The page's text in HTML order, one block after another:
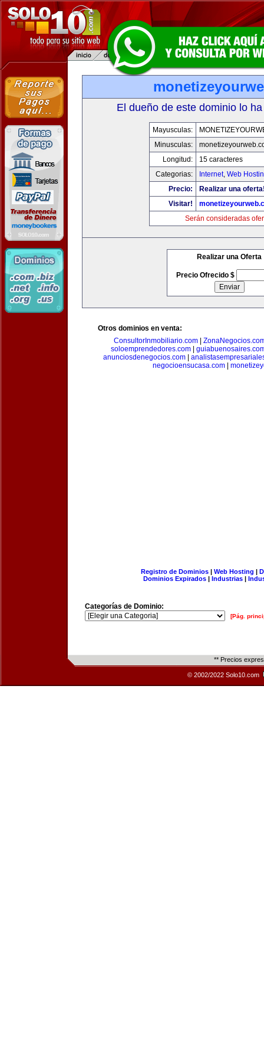
El dueño de este dominio lo
Mayusculas:
Minusculas:
Longitud:
15 caracteres
Categorias:
Internet, Web
Precio:
Realizar una
Visitar!
Serán consideradas
Realizar una Oferta
Precio Ofrecido $
Otros dominios en venta:
ConsultorInmobiliario.com|
soloemprendedores.com|
anunciosdenegocios.com|
negocioensucasa.com|
Registro de Dominios| Web Hosting |
Dominios Expirados | Industrias |
Categorías de Dominio:
[Pág.
** Precios
© 2002/2022 Solo10.com